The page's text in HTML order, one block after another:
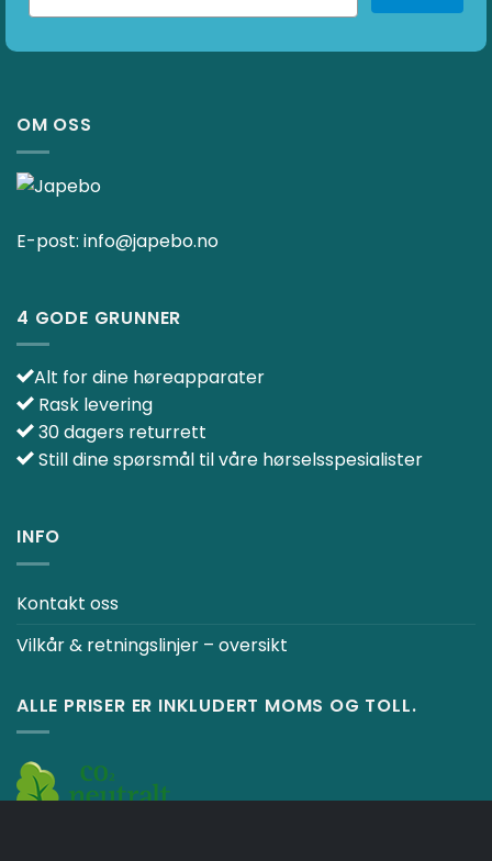
OM OSS
E-post: info@japebo.no
4 GODE GRUNNER
Alt for dine høreapparater
Rask levering
30 dagers returrett
Still dine spørsmål til våre hørselsspesialister
INFO
Kontakt oss
Vilkår & retningslinjer – oversikt
ALLE PRISER ER INKLUDERT MOMS OG TOLL.